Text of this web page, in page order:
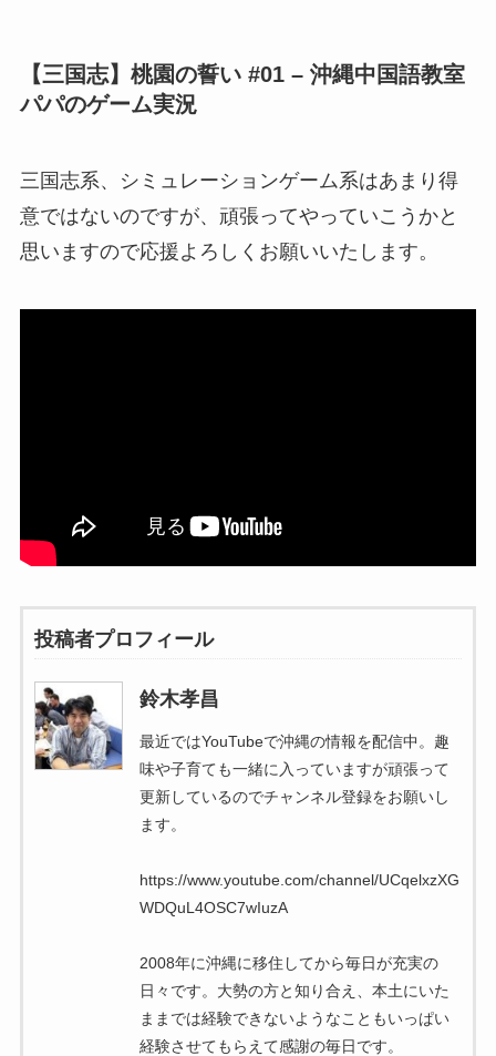
【三国志】桃園の誓い #01 – 沖縄中国語教室
パパのゲーム実況
三国志系、シミュレーションゲーム系はあまり得
意ではないのですが、頑張ってやっていこうかと
思いますので応援よろしくお願いいたします。
投稿者プロフィール
鈴木孝昌
最近ではYouTubeで沖縄の情報を配信中。趣
味や子育ても一緒に入っていますが頑張って
更新しているのでチャンネル登録をお願いし
ます。
https://www.youtube.com/channel/UCqelxzXG
WDQuL4OSC7wIuzA
2008年に沖縄に移住してから毎日が充実の
日々です。大勢の方と知り合え、本土にいた
ままでは経験できないようなこともいっぱい
経験させてもらえて感謝の毎日です。